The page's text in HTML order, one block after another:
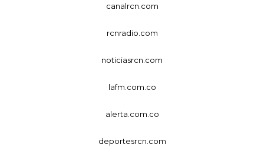
canalrcn.com
rcnradio.com
noticiasrcn.com
lafm.com.co
alerta.com.co
deportesrcn.com